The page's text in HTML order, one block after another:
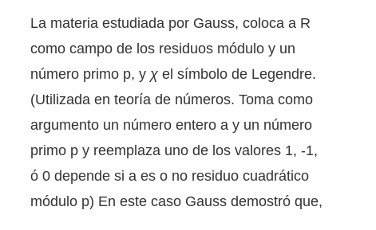
La materia estudiada por Gauss, coloca a R
como campo de los residuos módulo y un
número primo p, y χ el símbolo de Legendre.
(Utilizada en teoría de números. Toma como
argumento un número entero a y un número
primo p y reemplaza uno de los valores 1, -1,
ó 0 depende si a es o no residuo cuadrático
módulo p) En este caso Gauss demostró que,